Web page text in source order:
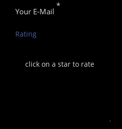
Your E-Mail
*
Rating
click on a star to rate